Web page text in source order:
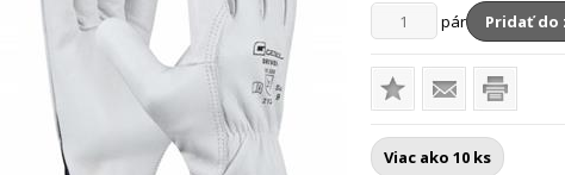
pár Pridať do
Viac ako 10 ks